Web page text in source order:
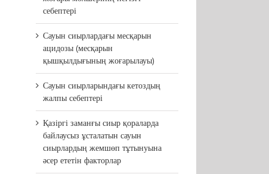
себептері
Сауын сиырлардағы месқарын
ацидозы (месқарын
қышқылдығының жоғарылауы)
Сауын сиырларындағы кетоздың
жалпы себептері
Қазіргі заманғы сиыр қораларда
байлаусыз ұсталатын сауын
сиырлардың жемшөп тұтынуына
әсер ететін факторлар